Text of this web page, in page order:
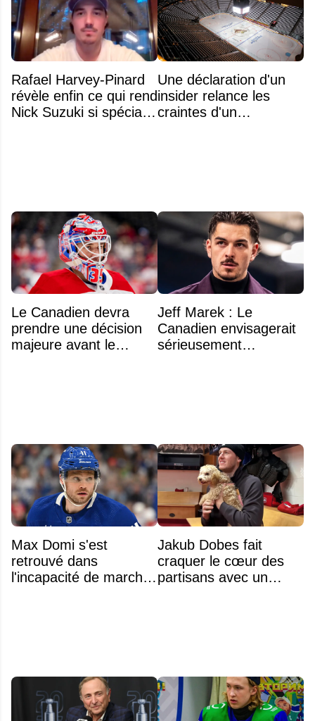
Rafael Harvey-Pinard
révèle enfin ce qui rend
Nick Suzuki si spécial
Une déclaration d'un
insider relance les
craintes d'un
Le Canadien devra
prendre une décision
majeure avant le
Jeff Marek : Le
Canadien envisagerait
sérieusement
Max Domi s'est
retrouvé dans
l'incapacité de marcher
Jakub Dobes fait
craquer le cœur des
partisans avec un